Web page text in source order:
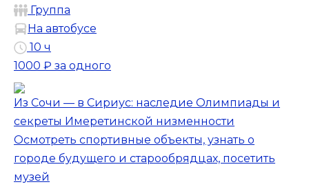
Группа
На автобусе
10 ч
1000 ₽ за одного
Из Сочи — в Сириус: наследие Олимпиады и
секреты Имеретинской низменности
Осмотреть спортивные объекты, узнать о
городе будущего и старообрядцах, посетить
музей